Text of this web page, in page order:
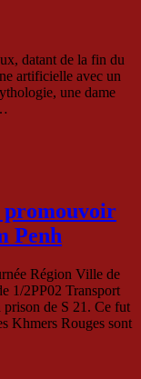
datant de la fin du
artificielle avec un
une dame
promouvoir
Penh
Région Ville de
1/2PP02 Transport
de S 21. Ce fut
Khmers Rouges sont